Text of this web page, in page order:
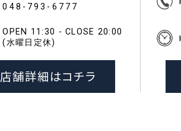
048-793-6777
OPEN 11:30 - CLOSE 20:00
(水曜日定休)
店舗詳細はコチラ